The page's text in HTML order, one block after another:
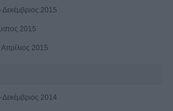
Δεκέμβριος 2015
2015
2015
Δεκέμβριος 2014